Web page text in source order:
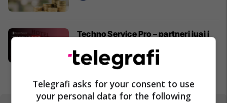
Techno Service Pro – partneri juaj i
organizuar në hoteleri
Techno Service Pro
Telegrafi asks for your consent to use
your personal data for the following